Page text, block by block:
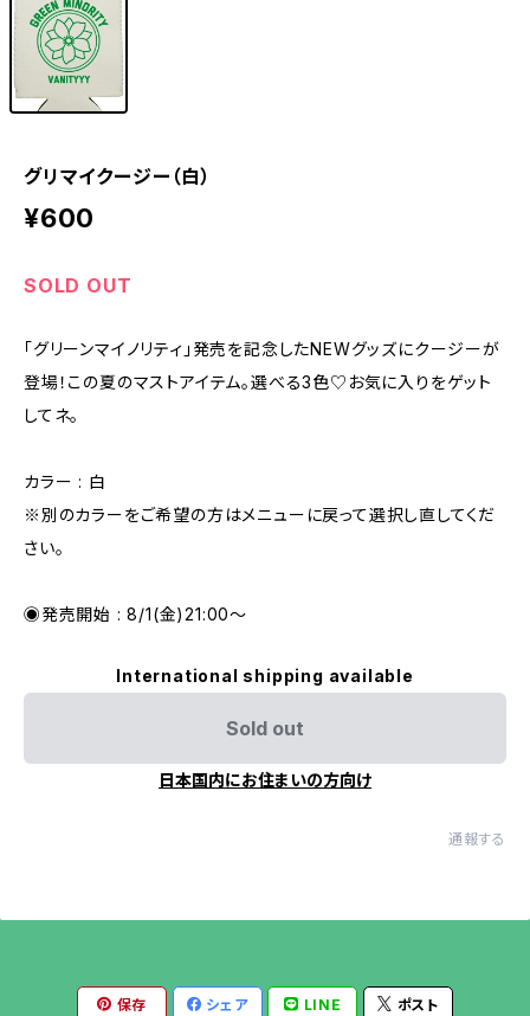
グリマイクージー（白）
¥600
SOLD OUT
「グリーンマイノリティ」発売を記念したNEWグッズにクージーが
登場！この夏のマストアイテム。選べる3色♡お気に入りをゲット
してネ。
カラー : 白
※別のカラーをご希望の方はメニューに戻って選択し直してくだ
さい。
◉発売開始 : 8/1(金)21:00〜
International shipping available
Sold out
日本国内にお住まいの方向け
通報する
保存 シェア LINE ポスト